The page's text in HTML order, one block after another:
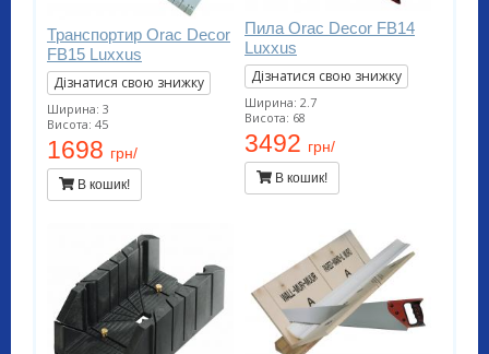
Транспортир Orac Decor
FB15 Luxxus
Дізнатися свою знижку
Ширина: 3
Висота: 45
1698 грн/
В кошик!
Пила Orac Decor FB14
Luxxus
Дізнатися свою знижку
Ширина: 2.7
Висота: 68
3492 грн/
В кошик!